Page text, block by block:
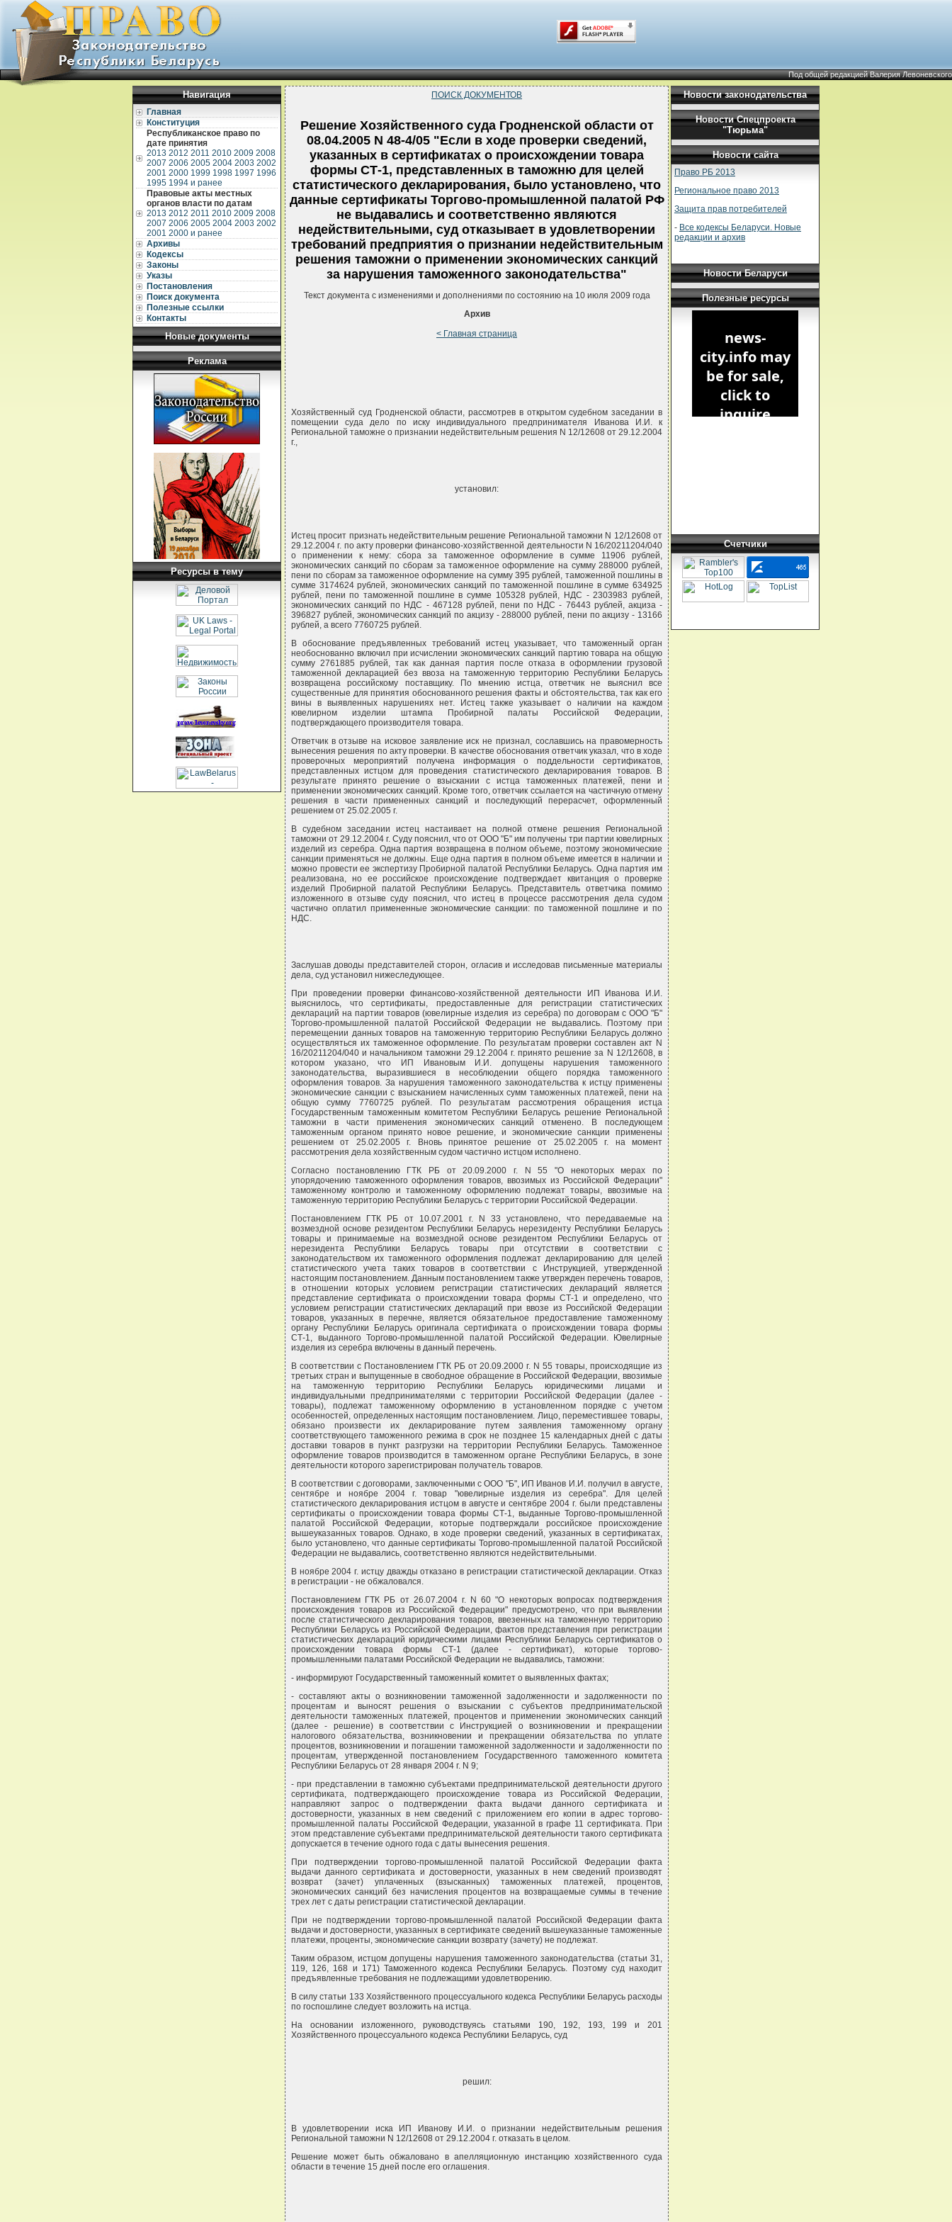
Под общей редакцией Валерия Левоневского
Навигация
Главная
Конституция
Республиканское право по
дате принятия
2013 2012 2011 2010 2009 2008
2007 2006 2005 2004 2003 2002
2001 2000 1999 1998 1997 1996
1995 1994 и ранее
Правовые акты местных
органов власти по датам
2013 2012 2011 2010 2009 2008
2007 2006 2005 2004 2003 2002
2001 2000 и ранее
Архивы
Кодексы
Законы
Указы
Постановления
Поиск документа
Полезные ссылки
Контакты
Новые документы
Реклама
Ресурсы в тему
ПОИСК ДОКУМЕНТОВ
Решение Хозяйственного суда Гродненской области от
08.04.2005 N 48-4/05 "Если в ходе проверки сведений,
указанных в сертификатах о происхождении товара
формы СТ-1, представленных в таможню для целей
статистического декларирования, было установлено, что
данные сертификаты Торгово-промышленной палатой РФ
не выдавались и соответственно являются
недействительными, суд отказывает в удовлетворении
требований предприятия о признании недействительным
решения таможни о применении экономических санкций
за нарушения таможенного законодательства"
Текст документа с изменениями и дополнениями по состоянию на 10 июля 2009 года
Архив
< Главная страница
Хозяйственный суд Гродненской области, рассмотрев в открытом судебном заседании в
помещении суда дело по иску индивидуального предпринимателя Иванова И.И. к
Региональной таможне о признании недействительным решения N 12/12608 от 29.12.2004
г.,
установил:
Истец просит признать недействительным решение Региональной таможни N 12/12608 от
29.12.2004 г. по акту проверки финансово-хозяйственной деятельности N 16/20211204/040
о применении к нему: сбора за таможенное оформление в сумме 11906 рублей,
экономических санкций по сборам за таможенное оформление на сумму 288000 рублей,
пени по сборам за таможенное оформление на сумму 395 рублей, таможенной пошлины в
сумме 3174624 рублей, экономических санкций по таможенной пошлине в сумме 634925
рублей, пени по таможенной пошлине в сумме 105328 рублей, НДС - 2303983 рублей,
экономических санкций по НДС - 467128 рублей, пени по НДС - 76443 рублей, акциза -
396827 рублей, экономических санкций по акцизу - 288000 рублей, пени по акцизу - 13166
рублей, а всего 7760725 рублей.
В обоснование предъявленных требований истец указывает, что таможенный орган
необоснованно включил при исчислении экономических санкций партию товара на общую
сумму 2761885 рублей, так как данная партия после отказа в оформлении грузовой
таможенной декларацией без ввоза на таможенную территорию Республики Беларусь
возвращена российскому поставщику. По мнению истца, ответчик не выяснил все
существенные для принятия обоснованного решения факты и обстоятельства, так как его
вины в выявленных нарушениях нет. Истец также указывает о наличии на каждом
ювелирном изделии штампа Пробирной палаты Российской Федерации,
подтверждающего производителя товара.
Ответчик в отзыве на исковое заявление иск не признал, сославшись на правомерность
вынесения решения по акту проверки. В качестве обоснования ответчик указал, что в ходе
проверочных мероприятий получена информация о поддельности сертификатов,
представленных истцом для проведения статистического декларирования товаров. В
результате принято решение о взыскании с истца таможенных платежей, пени и
применении экономических санкций. Кроме того, ответчик ссылается на частичную отмену
решения в части примененных санкций и последующий перерасчет, оформленный
решением от 25.02.2005 г.
В судебном заседании истец настаивает на полной отмене решения Региональной
таможни от 29.12.2004 г. Суду пояснил, что от ООО "Б" им получены три партии ювелирных
изделий из серебра. Одна партия возвращена в полном объеме, поэтому экономические
санкции применяться не должны. Еще одна партия в полном объеме имеется в наличии и
можно провести ее экспертизу Пробирной палатой Республики Беларусь. Одна партия им
реализована, но ее российское происхождение подтверждает квитанция о проверке
изделий Пробирной палатой Республики Беларусь. Представитель ответчика помимо
изложенного в отзыве суду пояснил, что истец в процессе рассмотрения дела судом
частично оплатил примененные экономические санкции: по таможенной пошлине и по
НДС.
Заслушав доводы представителей сторон, огласив и исследовав письменные материалы
дела, суд установил нижеследующее.
При проведении проверки финансово-хозяйственной деятельности ИП Иванова И.И.
выяснилось, что сертификаты, предоставленные для регистрации статистических
деклараций на партии товаров (ювелирные изделия из серебра) по договорам с ООО "Б"
Торгово-промышленной палатой Российской Федерации не выдавались. Поэтому при
перемещении данных товаров на таможенную территорию Республики Беларусь должно
осуществляться их таможенное оформление. По результатам проверки составлен акт N
16/20211204/040 и начальником таможни 29.12.2004 г. принято решение за N 12/12608, в
котором указано, что ИП Ивановым И.И. допущены нарушения таможенного
законодательства, выразившиеся в несоблюдении общего порядка таможенного
оформления товаров. За нарушения таможенного законодательства к истцу применены
экономические санкции с взысканием начисленных сумм таможенных платежей, пени на
общую сумму 7760725 рублей. По результатам рассмотрения обращения истца
Государственным таможенным комитетом Республики Беларусь решение Региональной
таможни в части применения экономических санкций отменено. В последующем
таможенным органом принято новое решение, и экономические санкции применены
решением от 25.02.2005 г. Вновь принятое решение от 25.02.2005 г. на момент
рассмотрения дела хозяйственным судом частично истцом исполнено.
Согласно постановлению ГТК РБ от 20.09.2000 г. N 55 "О некоторых мерах по
упорядочению таможенного оформления товаров, ввозимых из Российской Федерации"
таможенному контролю и таможенному оформлению подлежат товары, ввозимые на
таможенную территорию Республики Беларусь с территории Российской Федерации.
Постановлением ГТК РБ от 10.07.2001 г. N 33 установлено, что передаваемые на
возмездной основе резидентом Республики Беларусь нерезиденту Республики Беларусь
товары и принимаемые на возмездной основе резидентом Республики Беларусь от
нерезидента Республики Беларусь товары при отсутствии в соответствии с
законодательством их таможенного оформления подлежат декларированию для целей
статистического учета таких товаров в соответствии с Инструкцией, утвержденной
настоящим постановлением. Данным постановлением также утвержден перечень товаров,
в отношении которых условием регистрации статистических деклараций является
представление сертификата о происхождении товара формы СТ-1 и определено, что
условием регистрации статистических деклараций при ввозе из Российской Федерации
товаров, указанных в перечне, является обязательное предоставление таможенному
органу Республики Беларусь оригинала сертификата о происхождении товара формы
СТ-1, выданного Торгово-промышленной палатой Российской Федерации. Ювелирные
изделия из серебра включены в данный перечень.
В соответствии с Постановлением ГТК РБ от 20.09.2000 г. N 55 товары, происходящие из
третьих стран и выпущенные в свободное обращение в Российской Федерации, ввозимые
на таможенную территорию Республики Беларусь юридическими лицами и
индивидуальными предпринимателями с территории Российской Федерации (далее -
товары), подлежат таможенному оформлению в установленном порядке с учетом
особенностей, определенных настоящим постановлением. Лицо, переместившее товары,
обязано произвести их декларирование путем заявления таможенному органу
соответствующего таможенного режима в срок не позднее 15 календарных дней с даты
доставки товаров в пункт разгрузки на территории Республики Беларусь. Таможенное
оформление товаров производится в таможенном органе Республики Беларусь, в зоне
деятельности которого зарегистрирован получатель товаров.
В соответствии с договорами, заключенными с ООО "Б", ИП Иванов И.И. получил в августе,
сентябре и ноябре 2004 г. товар "ювелирные изделия из серебра". Для целей
статистического декларирования истцом в августе и сентябре 2004 г. были представлены
сертификаты о происхождении товара формы СТ-1, выданные Торгово-промышленной
палатой Российской Федерации, которые подтверждали российское происхождение
вышеуказанных товаров. Однако, в ходе проверки сведений, указанных в сертификатах,
было установлено, что данные сертификаты Торгово-промышленной палатой Российской
Федерации не выдавались, соответственно являются недействительными.
В ноябре 2004 г. истцу дважды отказано в регистрации статистической декларации. Отказ
в регистрации - не обжаловался.
Постановлением ГТК РБ от 26.07.2004 г. N 60 "О некоторых вопросах подтверждения
происхождения товаров из Российской Федерации" предусмотрено, что при выявлении
после статистического декларирования товаров, ввезенных на таможенную территорию
Республики Беларусь из Российской Федерации, фактов представления при регистрации
статистических деклараций юридическими лицами Республики Беларусь сертификатов о
происхождении товара формы СТ-1 (далее - сертификат), которые торгово-
промышленными палатами Российской Федерации не выдавались, таможни:
- информируют Государственный таможенный комитет о выявленных фактах;
- составляют акты о возникновении таможенной задолженности и задолженности по
процентам и выносят решения о взыскании с субъектов предпринимательской
деятельности таможенных платежей, процентов и применении экономических санкций
(далее - решение) в соответствии с Инструкцией о возникновении и прекращении
налогового обязательства, возникновении и прекращении обязательства по уплате
процентов, возникновении и погашении таможенной задолженности и задолженности по
процентам, утвержденной постановлением Государственного таможенного комитета
Республики Беларусь от 28 января 2004 г. N 9;
- при представлении в таможню субъектами предпринимательской деятельности другого
сертификата, подтверждающего происхождение товара из Российской Федерации,
направляют запрос о подтверждении факта выдачи данного сертификата и
достоверности, указанных в нем сведений с приложением его копии в адрес торгово-
промышленной палаты Российской Федерации, указанной в графе 11 сертификата. При
этом представление субъектами предпринимательской деятельности такого сертификата
допускается в течение одного года с даты вынесения решения.
При подтверждении торгово-промышленной палатой Российской Федерации факта
выдачи данного сертификата и достоверности, указанных в нем сведений производят
возврат (зачет) уплаченных (взысканных) таможенных платежей, процентов,
экономических санкций без начисления процентов на возвращаемые суммы в течение
трех лет с даты регистрации статистической декларации.
При не подтверждении торгово-промышленной палатой Российской Федерации факта
выдачи и достоверности, указанных в сертификате сведений вышеуказанные таможенные
платежи, проценты, экономические санкции возврату (зачету) не подлежат.
Таким образом, истцом допущены нарушения таможенного законодательства (статьи 31,
119, 126, 168 и 171) Таможенного кодекса Республики Беларусь. Поэтому суд находит
предъявленные требования не подлежащими удовлетворению.
В силу статьи 133 Хозяйственного процессуального кодекса Республики Беларусь расходы
по госпошлине следует возложить на истца.
На основании изложенного, руководствуясь статьями 190, 192, 193, 199 и 201
Хозяйственного процессуального кодекса Республики Беларусь, суд
решил:
В удовлетворении иска ИП Иванову И.И. о признании недействительным решения
Региональной таможни N 12/12608 от 29.12.2004 г. отказать в целом.
Решение может быть обжаловано в апелляционную инстанцию хозяйственного суда
области в течение 15 дней после его оглашения.
Новости законодательства
Новости Спецпроекта
"Тюрьма"
Новости сайта
Право РБ 2013
Региональное право 2013
Защита прав потребителей
- Все кодексы Беларуси. Новые
редакции и архив
Новости Беларуси
Полезные ресурсы
Счетчики